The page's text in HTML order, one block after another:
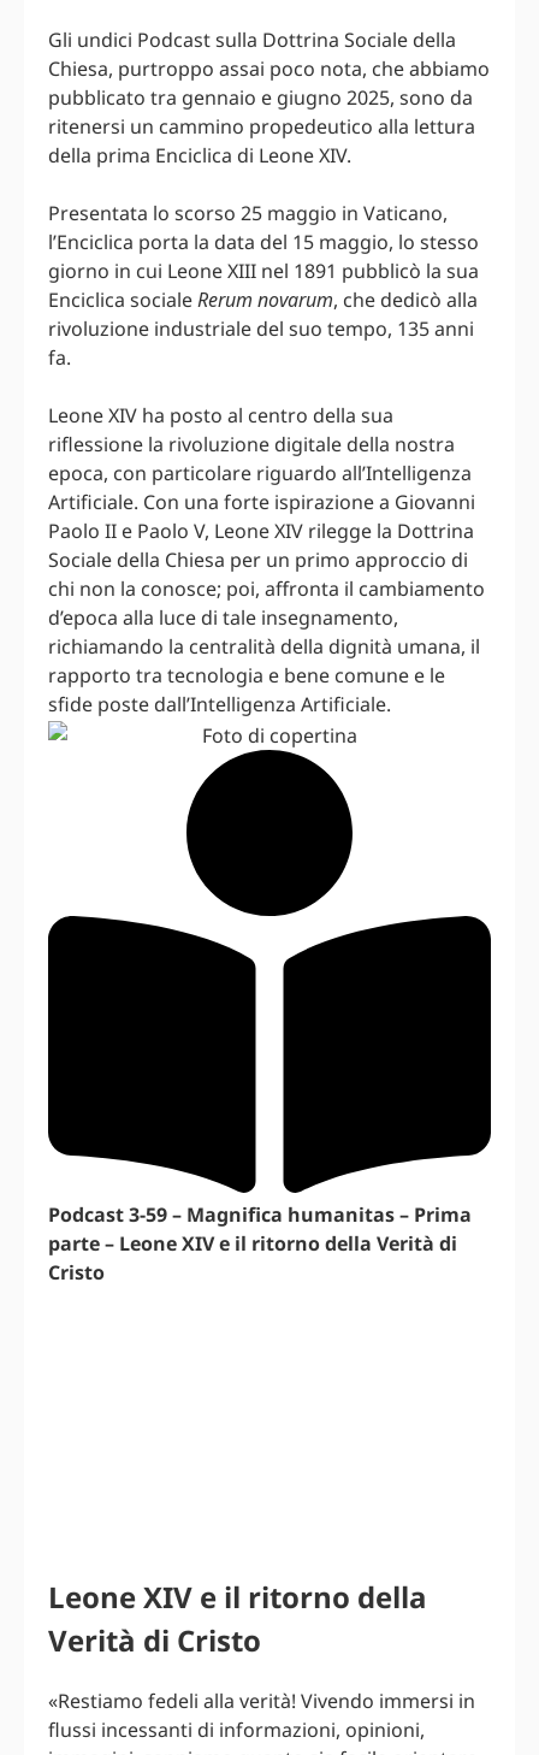
Gli undici Podcast sulla Dottrina Sociale della
Chiesa, purtroppo assai poco nota, che abbiamo
pubblicato tra gennaio e giugno 2025, sono da
ritenersi un cammino propedeutico alla lettura
della prima Enciclica di Leone XIV.
Presentata lo scorso 25 maggio in Vaticano,
l’Enciclica porta la data del 15 maggio, lo stesso
giorno in cui Leone XIII nel 1891 pubblicò la sua
Enciclica socialeRerum novarum, che dedicò alla
rivoluzione industriale del suo tempo, 135 anni
fa.
Leone XIV ha posto al centro della sua
riflessione la rivoluzione digitale della nostra
epoca, con particolare riguardo all’Intelligenza
Artificiale. Con una forte ispirazione a Giovanni
Paolo II e Paolo V, Leone XIV rilegge la Dottrina
Sociale della Chiesa per un primo approccio di
chi non la conosce; poi, affronta il cambiamento
d’epoca alla luce di tale insegnamento,
richiamando la centralità della dignità umana, il
rapporto tra tecnologia e bene comune e le
sfide poste dall’Intelligenza Artificiale.
Podcast 3-59 – Magnifica humanitas – Prima
parte – Leone XIV e il ritorno della Verità di
Cristo
Leone XIV e il ritorno della
Verità di Cristo
«Restiamo fedeli alla verità! Vivendo immersi in
flussi incessanti di informazioni, opinioni,